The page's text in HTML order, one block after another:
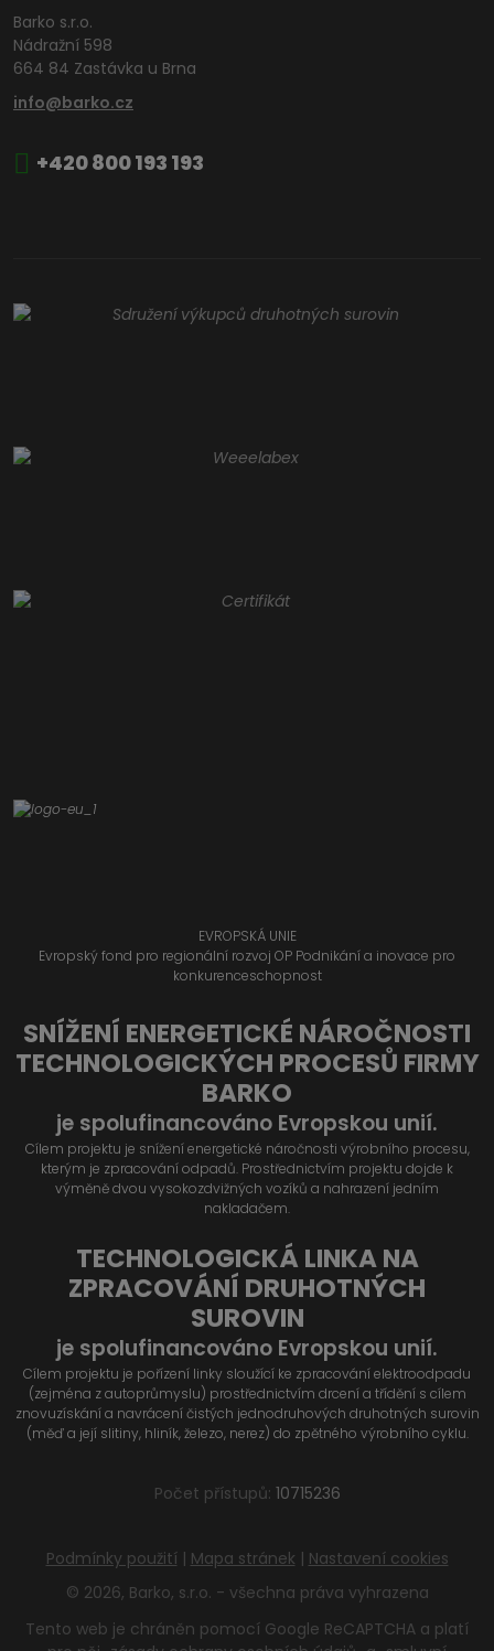
Barko s.r.o.
Nádražní 598
664 84 Zastávka u Brna
info@barko.cz
+420 800 193 193
EVROPSKÁ UNIE
Evropský fond pro regionální rozvoj OP Podnikání a inovace pro
konkurenceschopnost
SNÍŽENÍ ENERGETICKÉ NÁROČNOSTI
TECHNOLOGICKÝCH PROCESŮ FIRMY
BARKO
je spolufinancováno Evropskou unií.
Cílem projektu je snížení energetické náročnosti výrobního procesu,
kterým je zpracování odpadů. Prostřednictvím projektu dojde k
výměně dvou vysokozdvižných vozíků a nahrazení jedním
nakladačem.
TECHNOLOGICKÁ LINKA NA
ZPRACOVÁNÍ DRUHOTNÝCH
SUROVIN
je spolufinancováno Evropskou unií.
Cílem projektu je pořízení linky sloužící ke zpracování elektroodpadu
(zejména z autoprůmyslu) prostřednictvím drcení a třídění s cílem
znovuzískání a navrácení čistých jednodruhových druhotných surovin
(měď a její slitiny, hliník, železo, nerez) do zpětného výrobního cyklu.
Počet přístupů: 10715236
© 2026, Barko, s.r.o. - všechna práva vyhrazena
Podmínky použití | Mapa stránek | Nastavení cookies
Tento web je chráněn pomocí Google ReCAPTCHA a platí